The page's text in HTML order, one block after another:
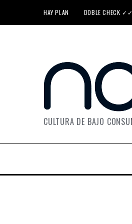
HAY PLAN DOBLE CHECK ✓✓
CULTURA DE BAJO